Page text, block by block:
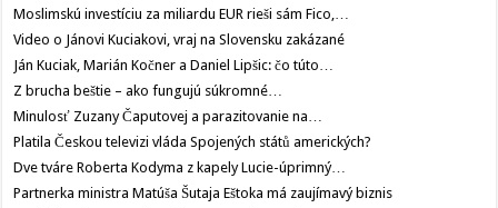
Moslimskú investíciu za miliardu EUR rieši sám Fico,…
Video o Jánovi Kuciakovi, vraj na Slovensku zakázané
Ján Kuciak, Marián Kočner a Daniel Lipšic: čo túto…
Z brucha beštie – ako fungujú súkromné…
Minulosť Zuzany Čaputovej a parazitovanie na…
Platila Českou televizi vláda Spojených států amerických?
Dve tváre Roberta Kodyma z kapely Lucie-úprimný…
Partnerka ministra Matúša Šutaja Eštoka má zaujímavý biznis